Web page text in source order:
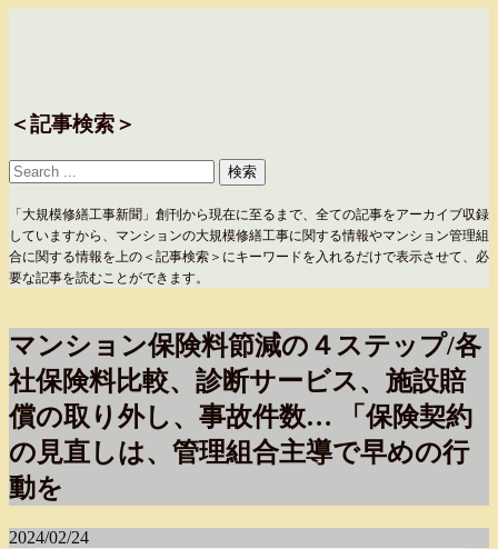
＜記事検索＞
「大規模修繕工事新聞」創刊から現在に至るまで、全ての記事をアーカイブ収録
していますから、マンションの大規模修繕工事に関する情報やマンション管理組
合に関する情報を上の＜記事検索＞にキーワードを入れるだけで表示させて、必
要な記事を読むことができます。
マンション保険料節減の４ステップ/各
社保険料比較、診断サービス、施設賠
償の取り外し、事故件数… 「保険契約
の見直しは、管理組合主導で早めの行
動を
2024/02/24